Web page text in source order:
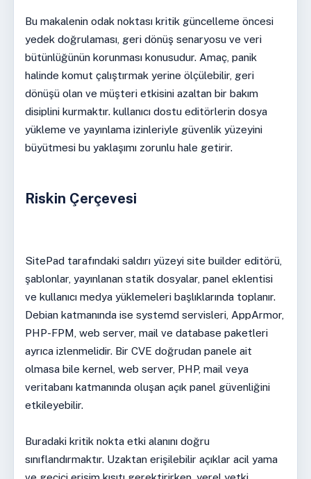
Bu makalenin odak noktası kritik güncelleme öncesi
yedek doğrulaması, geri dönüş senaryosu ve veri
bütünlüğünün korunması konusudur. Amaç, panik
halinde komut çalıştırmak yerine ölçülebilir, geri
dönüşü olan ve müşteri etkisini azaltan bir bakım
disiplini kurmaktır. kullanıcı dostu editörlerin dosya
yükleme ve yayınlama izinleriyle güvenlik yüzeyini
büyütmesi bu yaklaşımı zorunlu hale getirir.
Riskin Çerçevesi
SitePad tarafındaki saldırı yüzeyi site builder editörü,
şablonlar, yayınlanan statik dosyalar, panel eklentisi
ve kullanıcı medya yüklemeleri başlıklarında toplanır.
Debian katmanında ise systemd servisleri, AppArmor,
PHP-FPM, web server, mail ve database paketleri
ayrıca izlenmelidir. Bir CVE doğrudan panele ait
olmasa bile kernel, web server, PHP, mail veya
veritabanı katmanında oluşan açık panel güvenliğini
etkileyebilir.
Buradaki kritik nokta etki alanını doğru
sınıflandırmaktır. Uzaktan erişilebilir açıklar acil yama